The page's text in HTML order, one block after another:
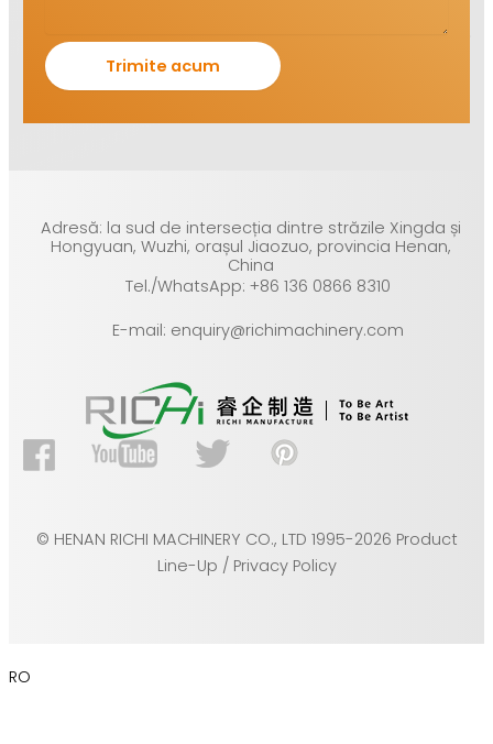
Adresă: la sud de intersecția dintre străzile Xingda și
Hongyuan, Wuzhi, orașul Jiaozuo, provincia Henan,
China
Tel./WhatsApp: +86 136 0866 8310
E-mail: enquiry@richimachinery.com
© HENAN RICHI MACHINERY CO., LTD 1995-2026 Product
Line-Up / Privacy Policy
RO